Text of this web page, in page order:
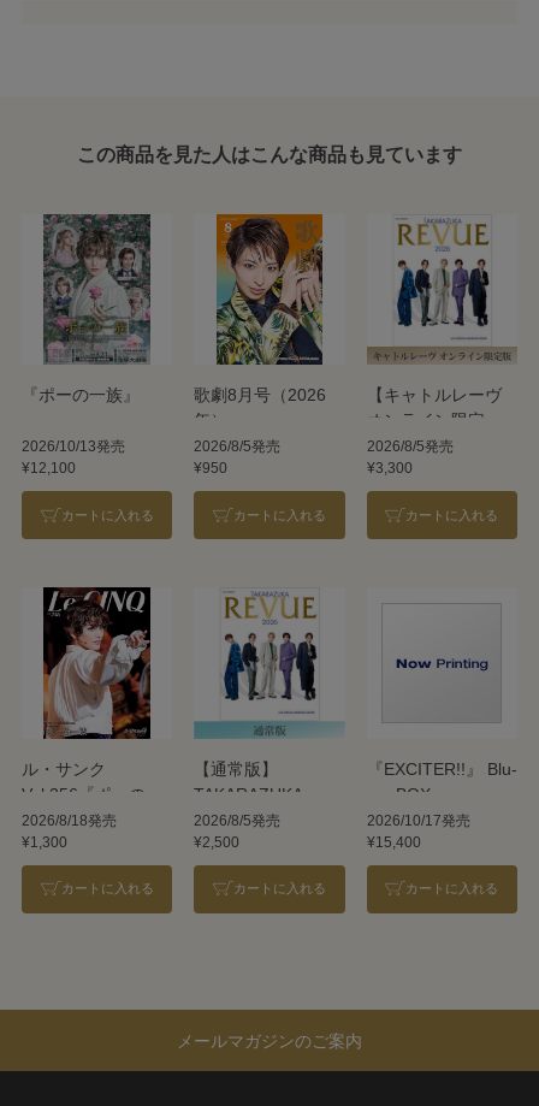
この商品を見た人はこんな商品も見ています
『ポーの一族』
2026/10/13発売
¥12,100
カートに入れる
歌劇8月号（2026
年）
2026/8/5発売
¥950
カートに入れる
【キャトルレーヴ
オンライン限定
版】TAKARAZUKA
REVUE 2026
2026/8/5発売
¥3,300
カートに入れる
ル・サンク
Vol.256『ポーの一
族』＜雪組＞
2026/8/18発売
¥1,300
カートに入れる
【通常版】
TAKARAZUKA
REVUE 2026
2026/8/5発売
¥2,500
カートに入れる
『EXCITER!!』 Blu-
ray BOX
2026/10/17発売
¥15,400
カートに入れる
メールマガジンのご案内